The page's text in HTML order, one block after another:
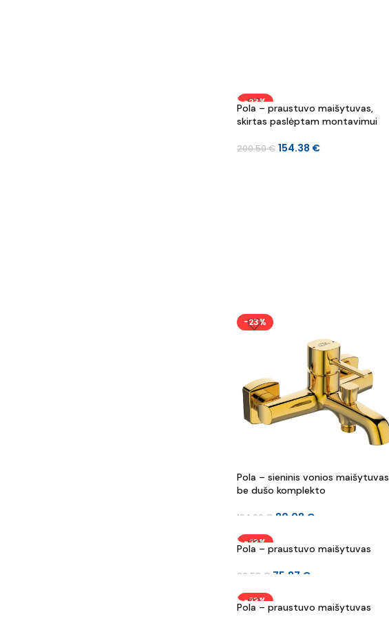
-23%
Pola – praustuvo maišytuvas,
skirtas paslėptam montavimui
200.50€ 154.38 €
-23%
Pola – sieninis vonios maišytuvas
be dušo komplekto
104.00 € 80.08 €
-23%
Pola – praustuvo maišytuvas
98.53 € 75.87 €
-23%
Pola – praustuvo maišytuvas